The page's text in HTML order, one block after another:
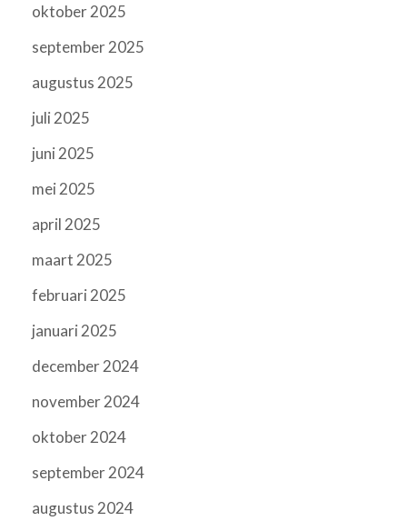
oktober 2025
september 2025
augustus 2025
juli 2025
juni 2025
mei 2025
april 2025
maart 2025
februari 2025
januari 2025
december 2024
november 2024
oktober 2024
september 2024
augustus 2024